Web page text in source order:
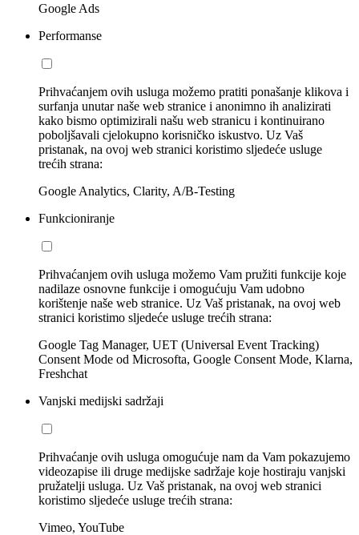
Google Ads
Performanse
Prihvaćanjem ovih usluga možemo pratiti ponašanje klikova i
surfanja unutar naše web stranice i anonimno ih analizirati
kako bismo optimizirali našu web stranicu i kontinuirano
poboljšavali cjelokupno korisničko iskustvo. Uz Vaš
pristanak, na ovoj web stranici koristimo sljedeće usluge
trećih strana:
Google Analytics, Clarity, A/B-Testing
Funkcioniranje
Prihvaćanjem ovih usluga možemo Vam pružiti funkcije koje
nadilaze osnovne funkcije i omogućuju Vam udobno
korištenje naše web stranice. Uz Vaš pristanak, na ovoj web
stranici koristimo sljedeće usluge trećih strana:
Google Tag Manager, UET (Universal Event Tracking)
Consent Mode od Microsofta, Google Consent Mode, Klarna,
Freshchat
Vanjski medijski sadržaji
Prihvaćanje ovih usluga omogućuje nam da Vam pokazujemo
videozapise ili druge medijske sadržaje koje hostiraju vanjski
pružatelji usluga. Uz Vaš pristanak, na ovoj web stranici
koristimo sljedeće usluge trećih strana:
Vimeo, YouTube